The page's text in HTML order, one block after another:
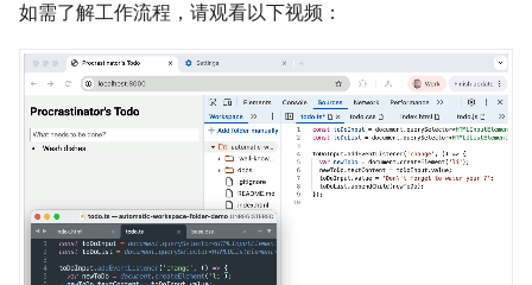
如需了解工作流程，请观看以下视频：